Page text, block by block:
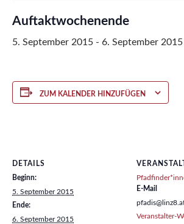
Auftaktwochenende
5. September 2015 - 6. September 2015
ZUM KALENDER HINZUFÜGEN
DETAILS
Beginn:
5. September 2015
Ende:
6. September 2015
E-Mail
Veranstalter-